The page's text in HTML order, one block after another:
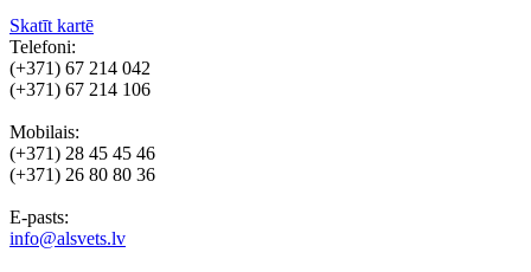
Skatīt kartē
Telefoni:
(+371) 67 214 042
(+371) 67 214 106
Mobilais:
(+371) 28 45 45 46
(+371) 26 80 80 36
E-pasts:
info@alsvets.lv